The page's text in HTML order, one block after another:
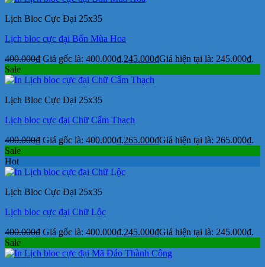
Lịch Bloc Cực Đại 25x35
Lịch bloc cực đại Bốn Mùa Hoa
400.000₫ Giá gốc là: 400.000₫.245.000₫Giá hiện tại là: 245.000₫.
Sale
Lịch Bloc Cực Đại 25x35
Lịch bloc cực đại Chữ Cẩm Thạch
400.000₫ Giá gốc là: 400.000₫.265.000₫Giá hiện tại là: 265.000₫.
Sale
Hot
Lịch Bloc Cực Đại 25x35
Lịch bloc cực đại Chữ Lộc
400.000₫ Giá gốc là: 400.000₫.245.000₫Giá hiện tại là: 245.000₫.
Sale